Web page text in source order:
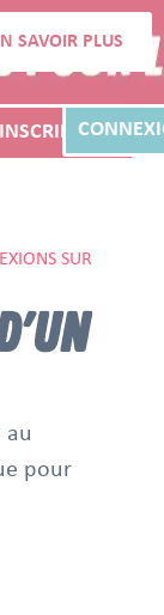
SAVOIR PLUS
INSCRIPTION
SUR
au
pour